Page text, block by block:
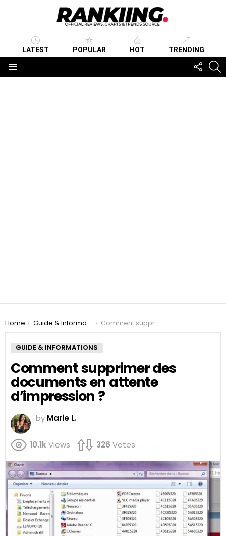
LATEST POPULAR HOT TRENDING
US
You are here:
Home Guide & Informations Comment supprimer des documents en attente d’impression ?
GUIDE & INFORMATIONS
Comment supprimer des
documents en attente
d’impression ?
by Marie L.
10.1kViews 326 Votes